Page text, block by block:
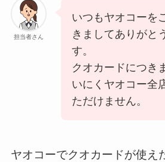
担当者さん
いつもヤオコーを
きましてありがと
す。
クオカードにつき
いにくヤオコー全
ただけません。
ヤオコーでクオカードが使え